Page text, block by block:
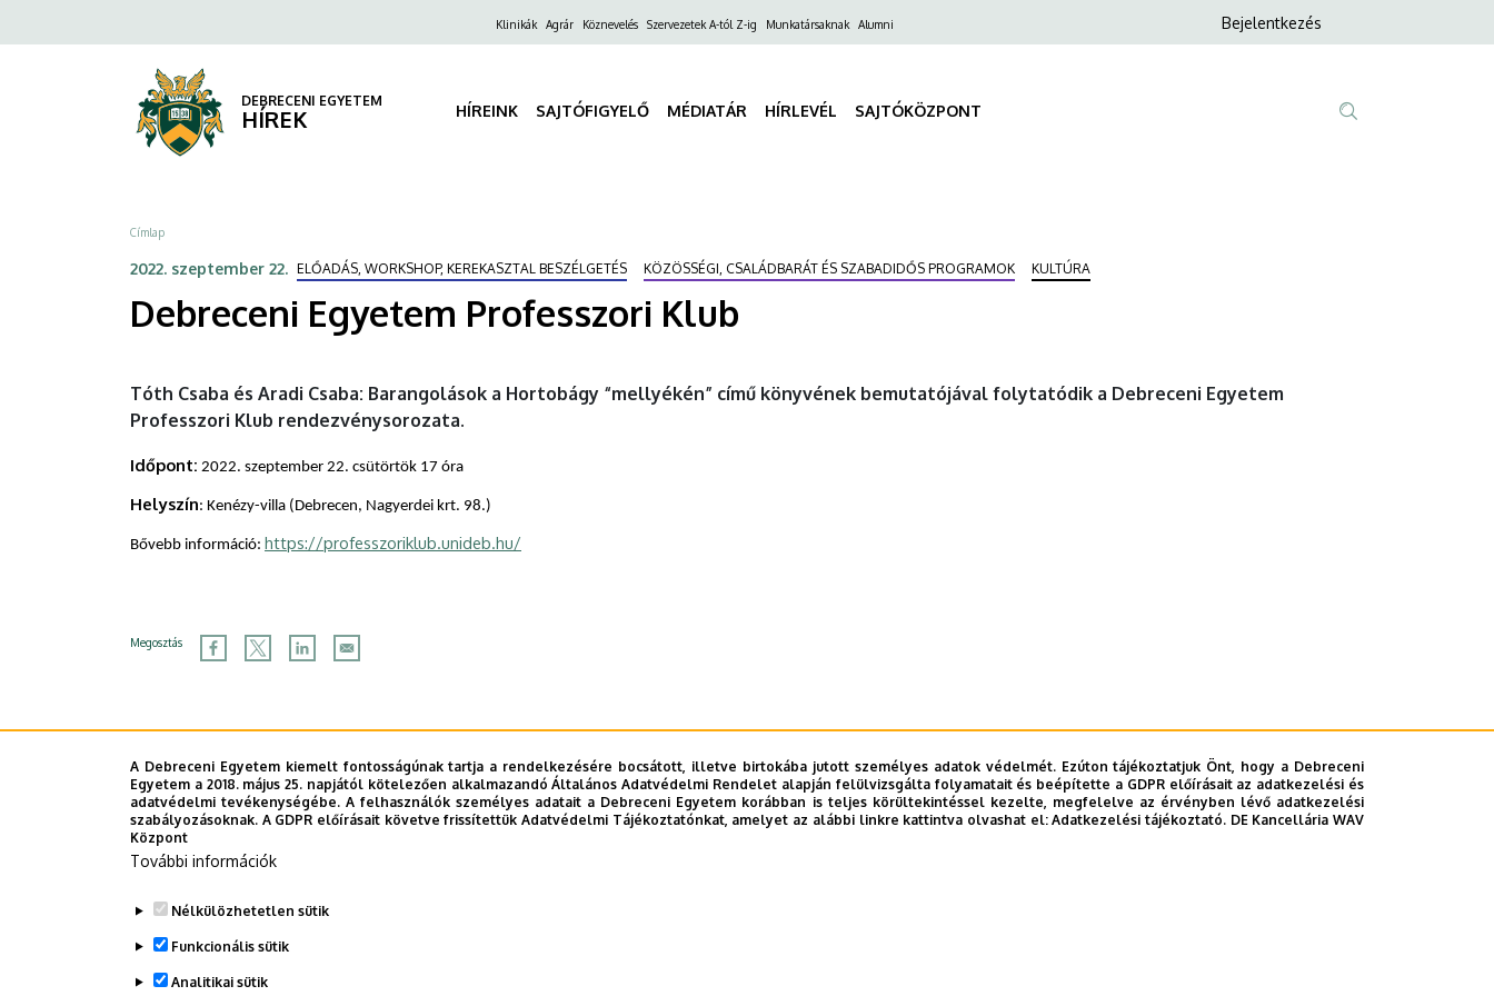
Professzori
DEBRECENI
EGYETEM
a
FelsőKlinikák Agrár Köznevelés Szervezetek A-tól Z-ig Munkatársaknak Alumni
Anonim
Bejelentkezés
DEBRECENI EGYETEM
HÍREK HÍREINK SAJTÓFIGYELŐ MÉDIATÁR HÍRLEVÉL SAJTÓKÖZPONT
Morzsa
Címlap
2022. szeptember 22. ELŐADÁS, WORKSHOP, KEREKASZTAL BESZÉLGETÉS KÖZÖSSÉGI, CSALÁDBARÁT ÉS SZABADIDŐS PROGRAMOK KULTÚRA
Debreceni Egyetem Professzori Klub
Tóth Csaba és Aradi Csaba: Barangolások a Hortobágy “mellyékén” című könyvének bemutatójával folytatódik a Debreceni Egyetem
Professzori Klub rendezvénysorozata.
Időpont: 2022. szeptember 22. csütörtök 17 óra
Helyszín: Kenézy-villa (Debrecen, Nagyerdei krt. 98.)
Bővebb információ: https://professzoriklub.unideb.hu/
Megosztás
A Debreceni Egyetem kiemelt fontosságúnak tartja a rendelkezésére bocsátott, illetve birtokába jutott személyes adatok védelmét. Ezúton tájékoztatjuk Önt, hogy a Debreceni
Egyetem a 2018. május 25. napjától kötelezően alkalmazandó Általános Adatvédelmi Rendelet alapján felülvizsgálta folyamatait és beépítette a GDPR előírásait az adatkezelési és
adatvédelmi tevékenységébe. A felhasználók személyes adatait a Debreceni Egyetem korábban is teljes körültekintéssel kezelte, megfelelve az érvényben lévő adatkezelési
szabályozásoknak. A GDPR előírásait követve frissítettük Adatvédelmi Tájékoztatónkat, amelyet az alábbi linkre kattintva olvashat el:Adatkezelési tájékoztató. DE Kancellária WAV
Központ
További információk
Nélkülözhetetlen sütik
Funkcionális sütik
Analitikai sütik